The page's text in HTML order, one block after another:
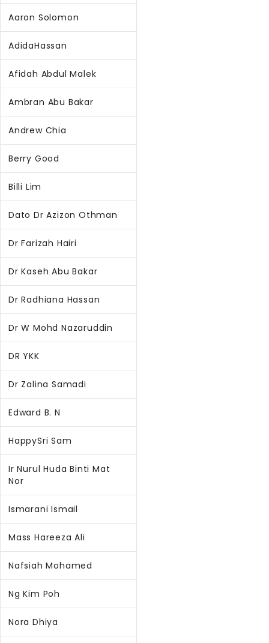
Aaron Solomon
AdidaHassan
Afidah Abdul Malek
Ambran Abu Bakar
Andrew Chia
Berry Good
Billi Lim
Dato Dr Azizon Othman
Dr Farizah Hairi
Dr Kaseh Abu Bakar
Dr Radhiana Hassan
Dr W Mohd Nazaruddin
DR YKK
Dr Zalina Samadi
Edward B. N
HappySri Sam
Ir Nurul Huda Binti Mat
Nor
Ismarani Ismail
Mass Hareeza Ali
Nafsiah Mohamed
Ng Kim Poh
Nora Dhiya